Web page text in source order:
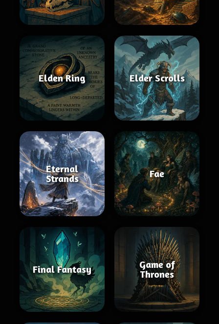
Elden Ring Elder Scrolls
Eternal
Strands
Fae
Final Fantasy
Game of
Thrones